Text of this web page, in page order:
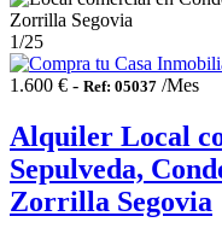
1/25
1.600 € - Ref: 05037 /Mes
Alquiler Local
Sepulveda,
Zorrilla Segovia